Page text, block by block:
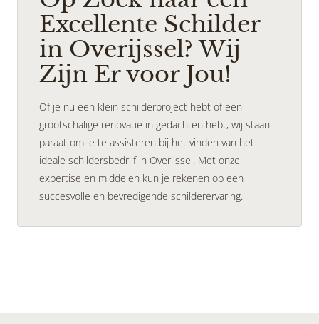
Excellente Schilder
in Overijssel? Wij
Zijn Er voor Jou!
Of je nu een klein schilderproject hebt of een
grootschalige renovatie in gedachten hebt, wij staan
paraat om je te assisteren bij het vinden van het
ideale schildersbedrijf in Overijssel. Met onze
expertise en middelen kun je rekenen op een
succesvolle en bevredigende schilderervaring.